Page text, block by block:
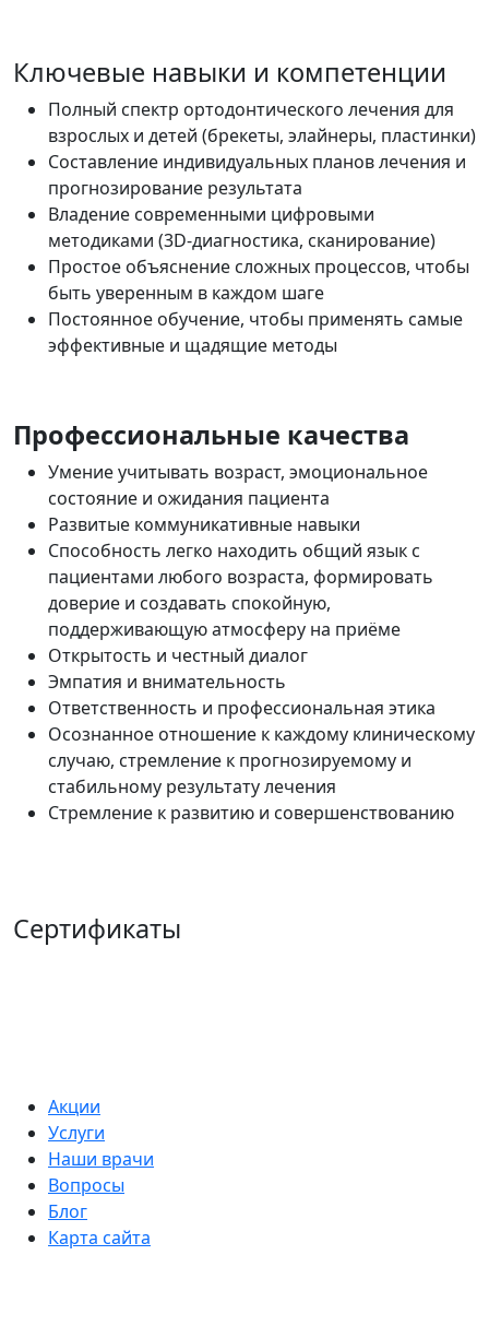
Ключевые навыки и компетенции
Полный спектр ортодонтического лечения для
взрослых и детей (брекеты, элайнеры, пластинки)
Составление индивидуальных планов лечения и
прогнозирование результата
Владение современными цифровыми
методиками (3D-диагностика, сканирование)
Простое объяснение сложных процессов, чтобы
быть уверенным в каждом шаге
Постоянное обучение, чтобы применять самые
эффективные и щадящие методы
Профессиональные качества
Умение учитывать возраст, эмоциональное
состояние и ожидания пациента
Развитые коммуникативные навыки
Способность легко находить общий язык с
пациентами любого возраста, формировать
доверие и создавать спокойную,
поддерживающую атмосферу на приёме
Открытость и честный диалог
Эмпатия и внимательность
Ответственность и профессиональная этика
Осознанное отношение к каждому клиническому
случаю, стремление к прогнозируемому и
стабильному результату лечения
Стремление к развитию и совершенствованию
Сертификаты
Акции
Услуги
Наши врачи
Вопросы
Блог
Карта сайта